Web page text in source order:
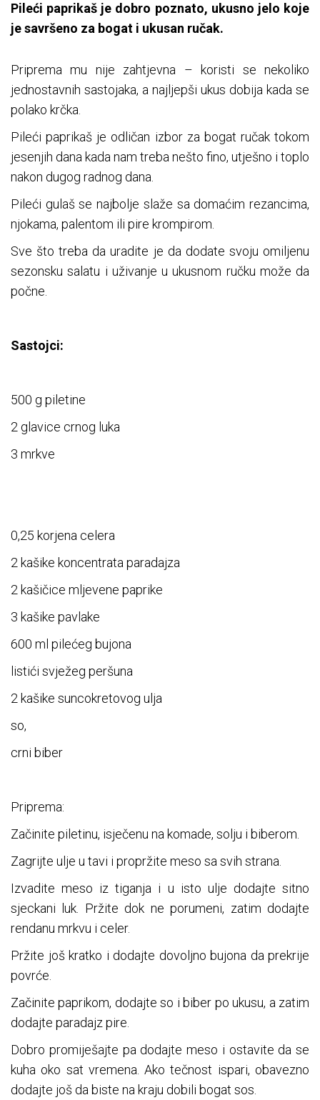
Pileći paprikaš je dobro poznato, ukusno jelo koje
je savršeno za bogat i ukusan ručak.
Priprema mu nije zahtjevna – koristi se nekoliko
jednostavnih sastojaka, a najljepši ukus dobija kada se
polako krčka.
Pileći paprikaš je odličan izbor za bogat ručak tokom
jesenjih dana kada nam treba nešto fino, utješno i toplo
nakon dugog radnog dana.
Pileći gulaš se najbolje slaže sa domaćim rezancima,
njokama, palentom ili pire krompirom.
Sve što treba da uradite je da dodate svoju omiljenu
sezonsku salatu i uživanje u ukusnom ručku može da
počne.
Sastojci:
500 g piletine
2 glavice crnog luka
3 mrkve
0,25 korjena celera
2 kašike koncentrata paradajza
2 kašičice mljevene paprike
3 kašike pavlake
600 ml pilećeg bujona
listići svježeg peršuna
2 kašike suncokretovog ulja
so,
crni biber
Priprema:
Začinite piletinu, isječenu na komade, solju i biberom.
Zagrijte ulje u tavi i propržite meso sa svih strana.
Izvadite meso iz tiganja i u isto ulje dodajte sitno
sjeckani luk. Pržite dok ne porumeni, zatim dodajte
rendanu mrkvu i celer.
Pržite još kratko i dodajte dovoljno bujona da prekrije
povrće.
Začinite paprikom, dodajte so i biber po ukusu, a zatim
dodajte paradajz pire.
Dobro promiješajte pa dodajte meso i ostavite da se
kuha oko sat vremena. Ako tečnost ispari, obavezno
dodajte još da biste na kraju dobili bogat sos.